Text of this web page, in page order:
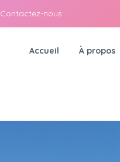
Contactez-nous
Accueil À propos